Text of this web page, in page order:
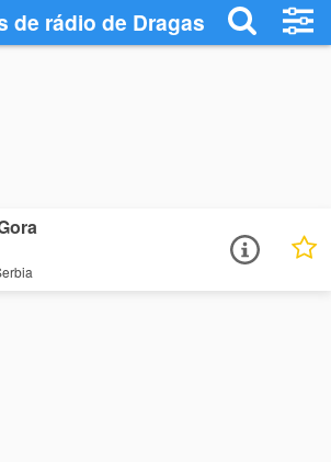
de rádio de Dragas - Ouça